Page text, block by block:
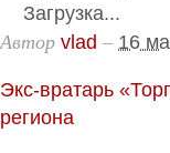
Загрузка...
Автор vlad – 16
Экс-вратарь
региона